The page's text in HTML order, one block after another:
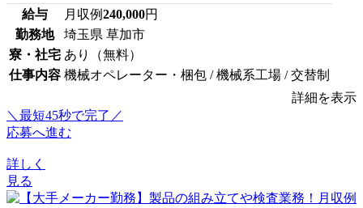
給与 月収例240,000円
勤務地
埼玉県 草加市
寮・社宅 あり（無料）
仕事内容 機械オペレーター・梱包 / 機械系工場 / 交替制
詳細を表示
＼最短45秒で完了／
応募へ進む
詳しく
見る